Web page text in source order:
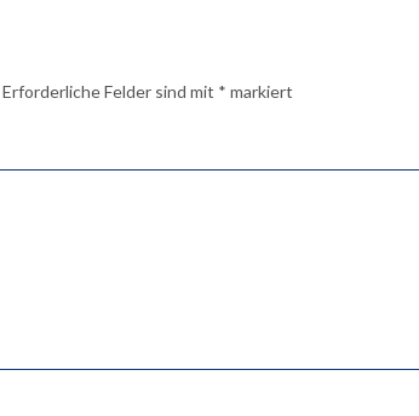
Erforderliche Felder sind mit * markiert